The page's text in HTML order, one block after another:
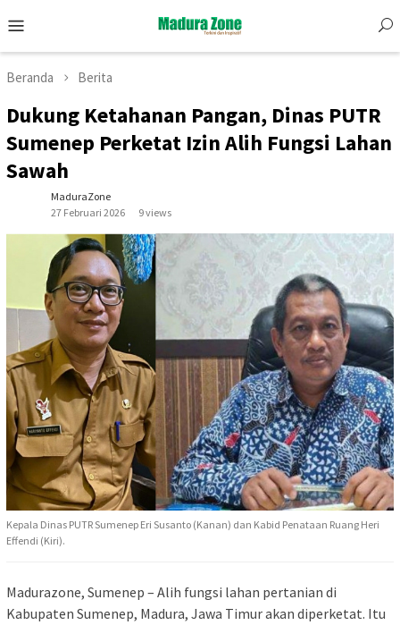
to
Menu
Beranda Berita
Dukung Ketahanan Pangan, Dinas PUTR
Sumenep Perketat Izin Alih Fungsi Lahan
Sawah
MaduraZone
27 Februari 2026
9 views
Kepala Dinas PUTR Sumenep Eri Susanto (Kanan) dan Kabid Penataan Ruang Heri
Effendi (Kiri).
Madurazone, Sumenep – Alih fungsi lahan pertanian di
Kabupaten Sumenep, Madura, Jawa Timur akan diperketat. Itu